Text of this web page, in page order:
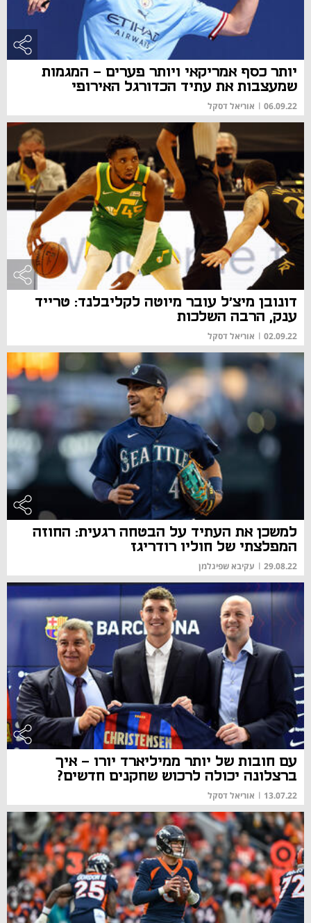
יותר כסף אמריקאי ויותר פערים - המגמות
שמעצבות את עתיד הכדורגל האירופי
06.09.22
| אוריאל דסקל
דונובן מיצ'ל עובר מיוטה לקליבלנד: טרייד
ענק, הרבה השלכות
02.09.22
| אוריאל דסקל
למשכן את העתיד על הבטחה רגעית: החוזה
המפלצתי של חוליו רודריגז
29.08.22
| עקיבא שפיגלמן
עם חובות של יותר ממיליארד יורו - איך
ברצלונה יכולה לרכוש שחקנים חדשים?
13.07.22
| אוריאל דסקל